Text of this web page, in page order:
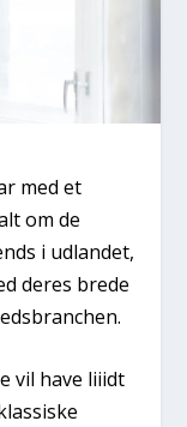
med et
om de
i udlandet,
deres brede
vil have liiidt